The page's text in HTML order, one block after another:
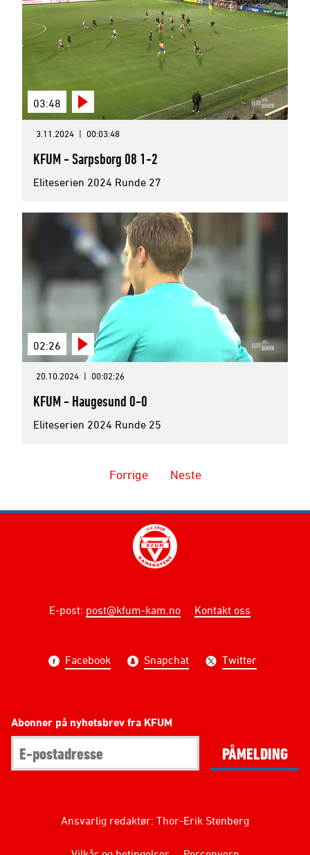
03:48
3.11.2024 | 00:03:48
KFUM - Sarpsborg 08 1-2
Eliteserien 2024 Runde 27
02:26
20.10.2024 | 00:02:26
KFUM - Haugesund 0-0
Eliteserien 2024 Runde 25
Forrige Neste
E-post: post@kfum-kam.no Kontakt oss
Facebook Snapchat Twitter
Abonner på nyhetsbrev fra KFUM
PÅMELDING
Ansvarlig redaktør: Thor-Erik Stenberg